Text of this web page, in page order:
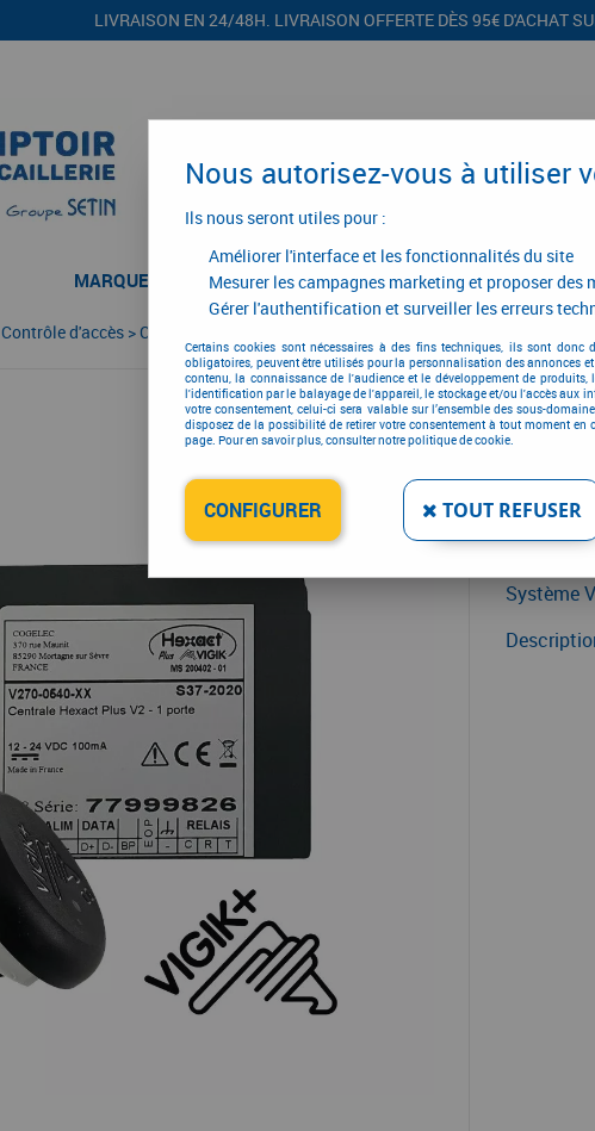
LIVRAISON EN 24/48H. LIVRAISON OFFERTE DÈS 95€ D'ACHAT
MARQUES CONFIGURATEURS
Contrôle d'accès >Contrôle d'accès
332,
Système
Nous autorisez-vous à utiliser
Ils nous seront utiles pour :
Améliorer l'interface et les fonctionnalités du site
Mesurer les campagnes marketing et proposer des
Gérer l'authentification et surveiller les erreurs
Certains cookies sont nécessaires à des fins techniques, ils sont donc
obligatoires, peuvent être utilisés pour la personnalisation des annonces
contenu, la connaissance de l'audience et le développement de
l'identification par le balayage de l'appareil, le stockage et/ou l'accès aux
votre consentement, celui-ci sera valable sur l’ensemble des sous-
disposez de la possibilité de retirer votre consentement à tout moment
page. Pour en savoir plus, consulter notre politique de cookie.
CONFIGURER TOUT REFUSER